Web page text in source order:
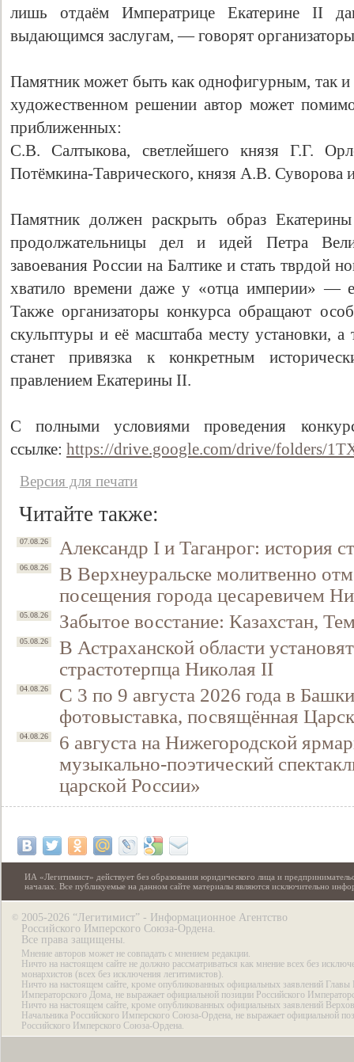
лишь отдаём Императрице Екатерине II
выдающимся заслугам, — говорят
Памятник может быть как однофигурным, так
художественном решении автор может
приближенных:
С.В. Салтыкова, светлейшего князя Г.Г.
Потёмкина-Таврического, князя А.В.
Памятник должен раскрыть образ
продолжательницы дел и идей Петра
завоевания России на Балтике и стать тврдой
хватило времени даже у «отца империи» —
Также организаторы конкурса обращают
скульптуры и её масштаба месту установки, а
станет привязка к конкретным
правлением Екатерины II.
С полными условиями проведения
ссылке: https://drive.google.com/drive/folders/
Версия для печати
Читайте также:
07.08.26 Александр I и Таганрог: история
06.08.26
В Верхнеуральске молитвенно
посещения города цесаревичем
05.08.26 Забытое восстание: Казахстан,
05.08.26
В Астраханской области
страстотерпца Николая II
04.08.26
С 3 по 9 августа 2026 года в
фотовыставка, посвящённая
04.08.26
6 августа на Нижегородской
музыкально-поэтический
царской России»
ИА «Легитимист» действует без образования юридического лица и
началах. Все публикуемые на данном сайте материалы являются исключительно
© 2005-2026 “Легитимист” - Информационное Агентство
Российского Имперского Союза-Ордена.
Все права защищены.
Мнение авторов может не совпадать с мнением редакции.
Ничто на настоящем сайте не должно рассматриваться как мнение всех без
монархистов (всех без исключения легитимистов).
Ничто на настоящем сайте, кроме опубликованных официальных заявлений Главы
Императорского Дома, не выражает официальной позиции Российского
Ничто на настоящем сайте, кроме опубликованных официальных заявлений
Начальника Российского Имперского Союза-Ордена, не выражает официальной
Российского Имперского Союза-Ордена.